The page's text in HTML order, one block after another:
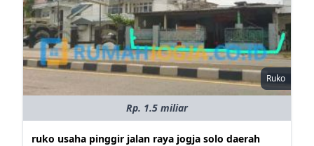
Ruko
Rp. 1.5 miliar
ruko usaha pinggir jalan raya jogja solo daerah